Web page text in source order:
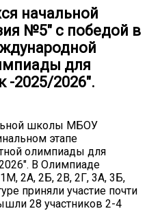
начальной
№5" с победой в
для
-2025/2026".
школы МБОУ
этапе
олимпиады для
В Олимпиаде
2А, 2Б, 2В, 2Г, 3А, 3Б,
приняли участие почти
28 участников 2-4